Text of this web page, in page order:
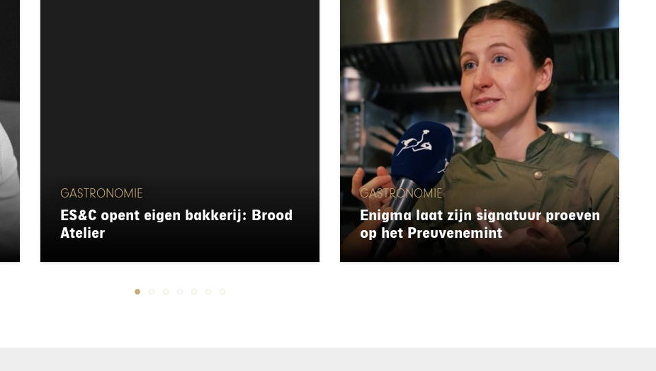
GASTRONOMIE
ES&C opent eigen bakkerij: Brood
Atelier
GASTRONOMIE
Enigma laat zijn signatuur proeven
op het Preuvenemint